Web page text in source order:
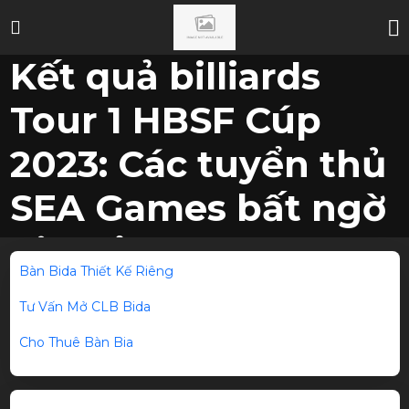
Kết quả billiards
Tour 1 HBSF Cúp
2023: Các tuyển thủ
SEA Games bất ngờ
bị loại
chủ
/
TỨC /
SEA Games bất ngờ bị loại
Bàn Bida Thiết Kế Riêng
Tư Vấn Mở CLB Bida
Cho Thuê Bàn Bia